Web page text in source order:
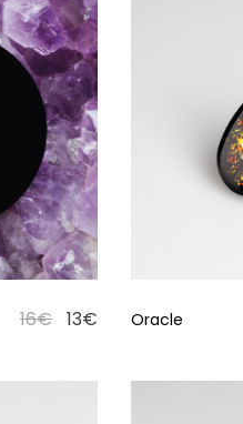
16€ 13€ Oracle